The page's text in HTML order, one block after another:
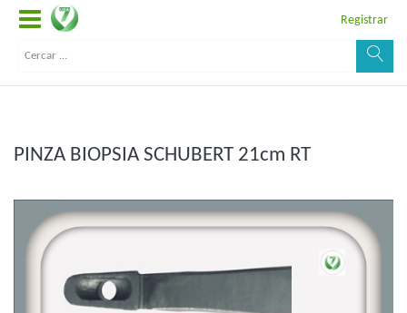
Registrar
PINZA BIOPSIA SCHUBERT 21cm RT